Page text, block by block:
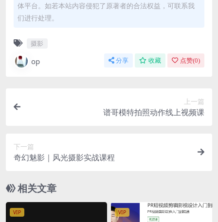
体平台。如若本站内容侵犯了原著者的合法权益，可联系我
们进行处理。
摄影
op 分享 收藏 点赞(0)
上一篇
谱哥模特拍照动作线上视频课
下一篇
奇幻魅影｜风光摄影实战课程
相关文章
VIP VIP